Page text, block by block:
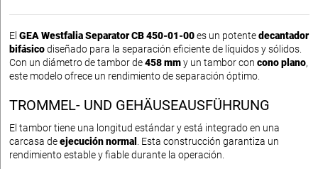
El GEA Westfalia Separator CB 450-01-00es un potentedecantador
bifásicodiseñado para la separación eficiente de líquidos y sólidos.
Con un diámetro de tambor de458 mmy un tambor con cono plano,
este modelo ofrece un rendimiento de separación óptimo.
TROMMEL- UND GEHÄUSEAUSFÜHRUNG
El tambor tiene una longitud estándar y está integrado en una
carcasa deejecución normal
. Esta construcción garantiza un
rendimiento estable y fiable durante la operación.